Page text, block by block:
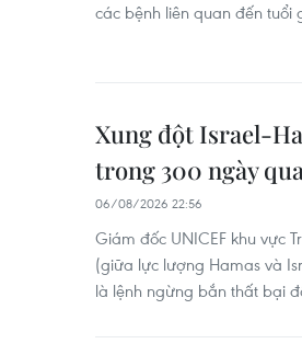
các bệnh liên quan đến tuổi
Xung đột Israel-
trong 300 ngày
06/08/2026 22:56
Giám đốc UNICEF khu vực
(giữa lực lượng Hamas và
là lệnh ngừng bắn thất bại